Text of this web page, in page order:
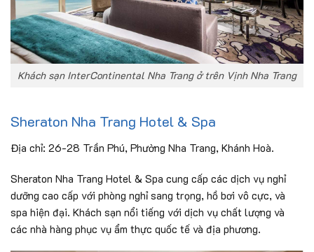
Khách sạn InterContinental Nha Trang ở trên Vịnh Nha Trang
Sheraton Nha Trang Hotel & Spa
Địa chỉ: 26-28 Trần Phú, Phường Nha Trang, Khánh Hoà.
Sheraton Nha Trang Hotel & Spa cung cấp các dịch vụ nghỉ
dưỡng cao cấp với phòng nghỉ sang trọng, hồ bơi vô cực, và
spa hiện đại. Khách sạn nổi tiếng với dịch vụ chất lượng và
các nhà hàng phục vụ ẩm thực quốc tế và địa phương.